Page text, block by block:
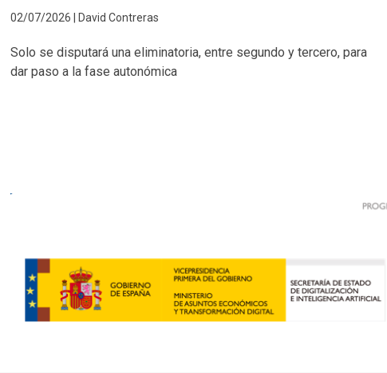
02/07/2026 | David Contreras
Solo se disputará una eliminatoria, entre segundo y tercero, para
dar paso a la fase autonómica